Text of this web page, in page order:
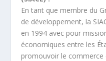
En tant que membre du
de développement, la
en 1994 avec pour
économiques entre les
promouvoir le commerce